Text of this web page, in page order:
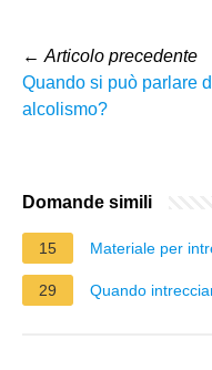
← Articolo precedente
Quando si può parlare
alcolismo?
Domande simili
15 Materiale per
29 Quando